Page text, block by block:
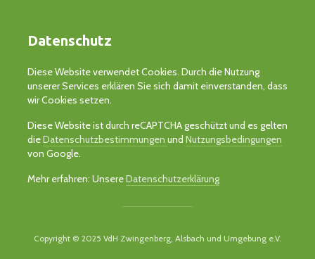
Datenschutz
Diese Website verwendet Cookies. Durch die Nutzung
unserer Services erklären Sie sich damit einverstanden, dass
wir Cookies setzen.
Diese Website ist durch reCAPTCHA geschützt und es gelten
dieDatenschutzbestimmungen und Nutzungsbedingungen
von Google.
Mehr erfahren: UnsereDatenschutzerklärung
Copyright © 2025 VdH Zwingenberg, Alsbach und Umgebung e.V.